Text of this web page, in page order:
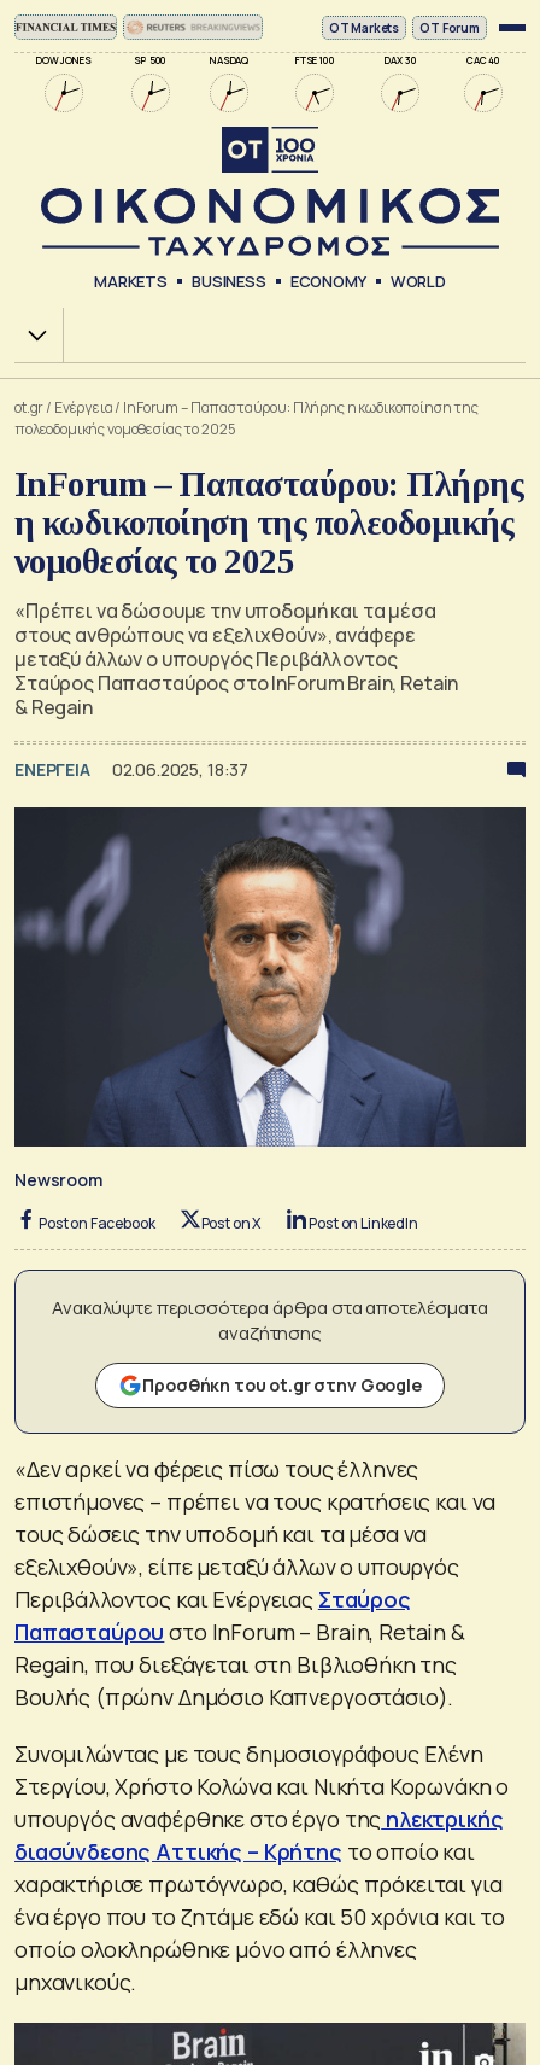
DOW JONES SP 500 NASDAQ FTSE 100 DAX 30 CAC 40
ΟΤ Markets OT Forum
MARKETS BUSINESS ECONOMY WORLD
Χ.Α.
ot.gr/ Ενέργεια/ InForum – Παπασταύρου: Πλήρης η κωδικοποίηση της
πολεοδομικής νομοθεσίας το 2025
InForum – Παπασταύρου: Πλήρης
η κωδικοποίηση της πολεοδομικής
νομοθεσίας το 2025
«Πρέπει να δώσουμε την υποδομή και τα μέσα
στους ανθρώπους να εξελιχθούν», ανάφερε
μεταξύ άλλων ο υπουργός Περιβάλλοντος
Σταύρος Παπασταύρος στο InForum Brain, Retain
& Regain
ΕΝΕΡΓΕΙΑ 02.06.2025, 18:37
Newsroom
Post on Facebook Post on X Post on LinkedIn
Ανακαλύψτε περισσότερα άρθρα στα αποτελέσματα
αναζήτησης
Προσθήκη του ot.gr στην Google
«Δεν αρκεί να φέρεις πίσω τους έλληνες
επιστήμονες – πρέπει να τους κρατήσεις και να
τους δώσεις την υποδομή και τα μέσα να
εξελιχθούν», είπε μεταξύ άλλων ο υπουργός
Περιβάλλοντος και Ενέργειας Σταύρος
Παπασταύρου στο InForum – Brain, Retain &
Regain, που διεξάγεται στη Βιβλιοθήκη της
Βουλής (πρώην Δημόσιο Καπνεργοστάσιο).
Συνομιλώντας με τους δημοσιογράφους Ελένη
Στεργίου, Χρήστο Κολώνα και Νικήτα Κορωνάκη ο
υπουργός αναφέρθηκε στο έργο της ηλεκτρικής
διασύνδεσης Αττικής – Κρήτης το οποίο και
χαρακτήρισε πρωτόγνωρο, καθώς πρόκειται για
ένα έργο που το ζητάμε εδώ και 50 χρόνια και το
οποίο ολοκληρώθηκε μόνο από έλληνες
μηχανικούς.